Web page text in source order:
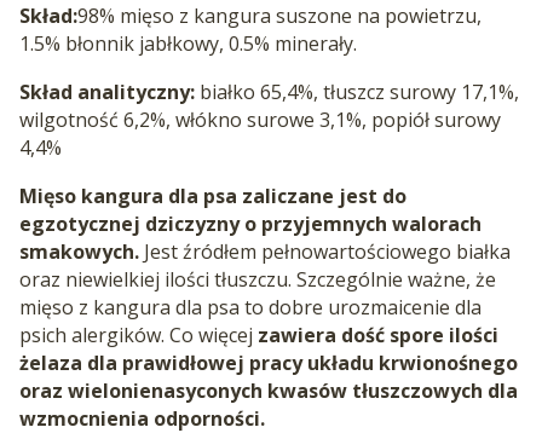
Skład:98% mięso z kangura suszone na powietrzu,
1.5% błonnik jabłkowy, 0.5% minerały.
Skład analityczny: białko 65,4%, tłuszcz surowy 17,1%,
wilgotność 6,2%, włókno surowe 3,1%, popiół surowy
4,4%
Mięso kangura dla psa zaliczane jest do
egzotycznej dziczyzny o przyjemnych walorach
smakowych. Jest źródłem pełnowartościowego białka
oraz niewielkiej ilości tłuszczu. Szczególnie ważne, że
mięso z kangura dla psa to dobre urozmaicenie dla
psich alergików. Co więcej zawiera dość spore ilości
żelaza dla prawidłowej pracy układu krwionośnego
oraz wielonienasyconych kwasów tłuszczowych dla
wzmocnienia odporności.